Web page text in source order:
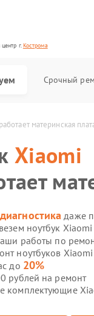
г.Кострома
Срочный
материнская
Xiaomi
даже
ноутбук
работы по
ноутбуков Xiaomi
до 20%
рублей на ремонт
комплектующие